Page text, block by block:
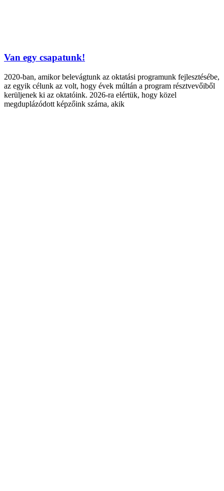
Van egy csapatunk!
2020-ban, amikor belevágtunk az oktatási programunk fejlesztésébe,
az egyik célunk az volt, hogy évek múltán a program résztvevőiből
kerüljenek ki az oktatóink. 2026-ra elértük, hogy közel
megduplázódott képzőink száma, akik